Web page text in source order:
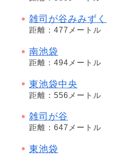
雑司が谷みみずく
距離：477メートル
南池袋
距離：494メートル
東池袋中央
距離：556メートル
雑司が谷
距離：647メートル
東池袋